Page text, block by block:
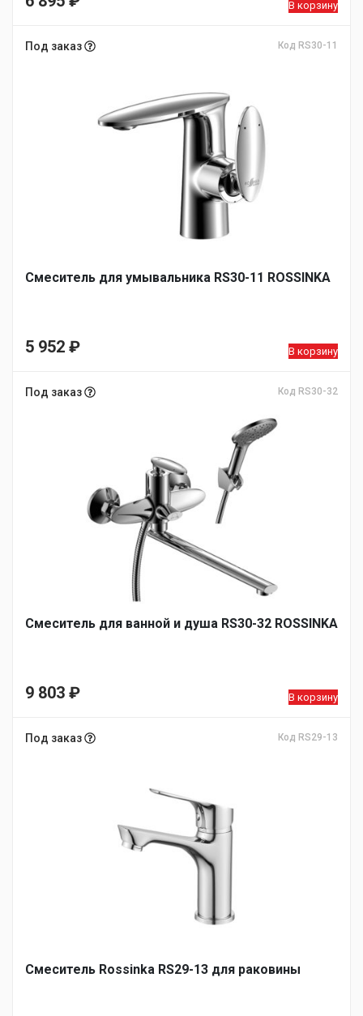
В корзину
Под заказ Код RS30-11
Смеситель для умывальника RS30-11 ROSSINKA
5 952 ₽ В корзину
Под заказ Код RS30-32
Смеситель для ванной и душа RS30-32 ROSSINKA
9 803 ₽ В корзину
Под заказ Код RS29-13
Смеситель Rossinka RS29-13 для раковины